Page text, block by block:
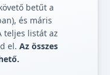
betűt a
és máris
teljes listát az
el. Az összes